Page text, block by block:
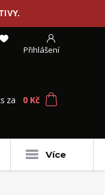
Přihlášení
za 0 Kč
Více